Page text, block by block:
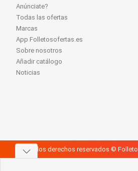
Anúnciate?
Todas las ofertas
Marcas
App Folletosofertas.es
Sobre nosotros
Añadir catálogo
Noticias
Todos los derechos reservados ©